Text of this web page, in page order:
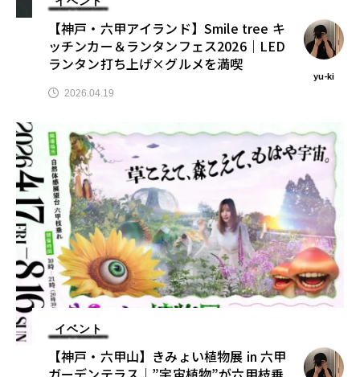
【神戸・六甲アイランド】Smile tree キ
ッチンカー＆ランタンフェス2026｜LED
ランタン打ち上げ×グルメを満喫
yu-ki
2026.04.19
イベント
【神戸・六甲山】きみょい植物展 in 六甲